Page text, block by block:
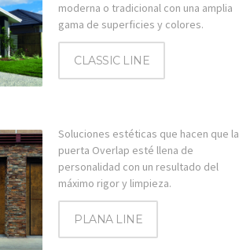
moderna o tradicional con una amplia
gama de superficies y colores.
CLASSIC LINE
Soluciones estéticas que hacen que la
puerta Overlap esté llena de
personalidad con un resultado del
máximo rigor y limpieza.
PLANA LINE